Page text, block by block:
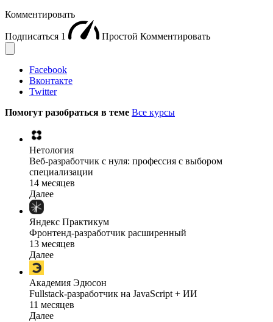
Комментировать
Подписаться 1 Простой Комментировать
Facebook
Вконтакте
Twitter
Помогут разобраться в теме Все курсы
Нетология
Веб-разработчик с нуля: профессия с выбором
специализации
14 месяцев
Далее
Яндекс Практикум
Фронтенд-разработчик расширенный
13 месяцев
Далее
Академия Эдюсон
Fullstack-разработчик на JavaScript + ИИ
11 месяцев
Далее